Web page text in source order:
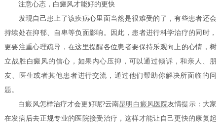
注意心态，白癜风才能好的更快
发现自己患上了该疾病心里面当然是很难受的了，有些患者还会
持续处在抑郁、自卑等负面影响。因此，患者进行科学治疗的同时，
更要注重心理疏导，在这里提醒各位患者要保持乐观向上的心情，树
立战胜白癜风的信心，如果内心压抑，可以通过倾诉，和亲人、朋
友、医生或者其他患者进行交流，通过他们帮助你解决所面临的问
题。
白癜风怎样治疗才会更好呢?云南昆明白癜风医院友情提示：大家
在发病后去正规专业的医院接受治疗，这样才能让自己更快的康复起